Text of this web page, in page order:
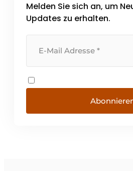
Melden Sie sich an, um
Updates zu erhalten.